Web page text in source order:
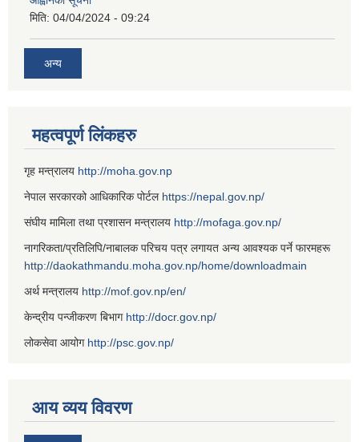
मिति: 04/04/2024 - 09:24
अन्य
महत्वपूर्ण लिंकहरु
गृह मन्त्रालय http://moha.gov.np
नेपाल सरकारको आधिकारिक पोर्टल https://nepal.gov.np/
संघीय मामिला तथा प्रशासन मन्त्रालय http://mofaga.gov.np/
नागरिकता/प्रतिलिपि/नाबालक परिचय पत्र लगायत अन्य आवश्यक पर्ने फारमहरू
http://daokathmandu.moha.gov.np/home/downloadmain
अर्थ मन्त्रालय http://mof.gov.np/en/
केन्द्रीय पन्जीकरण बिभाग http://docr.gov.np/
लोकसेवा आयोग http://psc.gov.np/
आय व्यय विवरण